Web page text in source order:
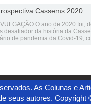
Cassems 2020
O ano de 2020 foi,
desafiador da história da
de pandemia da Covid-19,
As Colunas e
seus autores. Copyright